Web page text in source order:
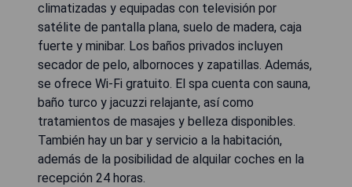
climatizadas y equipadas con televisión por
satélite de pantalla plana, suelo de madera, caja
fuerte y minibar. Los baños privados incluyen
secador de pelo, albornoces y zapatillas. Además,
se ofrece Wi-Fi gratuito. El spa cuenta con sauna,
baño turco y jacuzzi relajante, así como
tratamientos de masajes y belleza disponibles.
También hay un bar y servicio a la habitación,
además de la posibilidad de alquilar coches en la
recepción 24 horas.